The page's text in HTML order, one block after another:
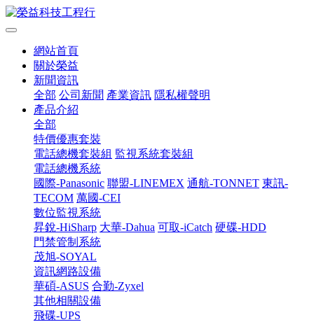
網站首頁
關於榮益
新聞資訊
全部 公司新聞 產業資訊 隱私權聲明
產品介紹
全部
特價優惠套裝
電話總機套裝組 監視系統套裝組
電話總機系統
國際-Panasonic 聯盟-LINEMEX 通航-TONNET 東訊-
TECOM 萬國-CEI
數位監視系統
昇銳-HiSharp 大華-Dahua 可取-iCatch 硬碟-HDD
門禁管制系統
茂旭-SOYAL
資訊網路設備
華碩-ASUS 合勤-Zyxel
其他相關設備
飛碟-UPS